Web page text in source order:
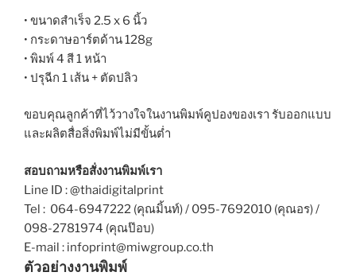
• ขนาดสำเร็จ 2.5 x 6 นิ้ว
• กระดาษอาร์ตด้าน 128g
• พิมพ์ 4 สี 1 หน้า
• ปรุฉีก 1 เส้น + ตัดปลิว
ขอบคุณลูกค้าที่ไว้วางใจในงานพิมพ์คูปองของเรา รับออกแบบ
และผลิตสื่อสิ่งพิมพ์ไม่มีขั้นต่ำ
สอบถามหรือสั่งงานพิมพ์เรา
Line ID : @thaidigitalprint
Tel : 064-6947222 (คุณมิ้นท์) / 095-7692010 (คุณอร) /
098-2781974 (คุณป๊อบ)
E-mail : infoprint@miwgroup.co.th
ตัวอย่างงานพิมพ์